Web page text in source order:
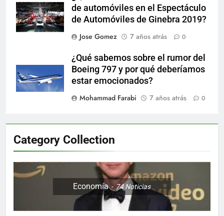
de automóviles en el Espectáculo
de Automóviles de Ginebra 2019?
Jose Gomez
7 años atrás 0
¿Qué sabemos sobre el rumor del
Boeing 797 y por qué deberíamos
estar emocionados?
Mohammad Farabi
7 años atrás 0
Category Collection
Economía 74Noticias